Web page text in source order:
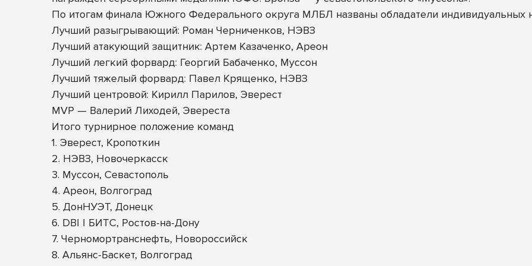
По итогам финала Южного Федерального округа МЛБЛ названы обладатели индивидуальных
Лучший разыгрывающий: Роман Черниченков, НЭВЗ
Лучший атакующий защитник: Артем Казаченко, Ареон
Лучший легкий форвард: Георгий Бабаченко, Муссон
Лучший тяжелый форвард: Павел Крященко, НЭВЗ
Лучший центровой: Кирилл Парилов, Эверест
MVP — Валерий Лиходей, Эвереста
Итого турнирное положение команд
1. Эверест, Кропоткин
2. НЭВЗ, Новочеркасск
3. Муссон, Севастополь
4. Ареон, Волгоград
5. ДонНУЭТ, Донецк
6. DBI | БИТС, Ростов-на-Дону
7. Черномортранснефть, Новороссийск
8. Альянс-Баскет, Волгоград